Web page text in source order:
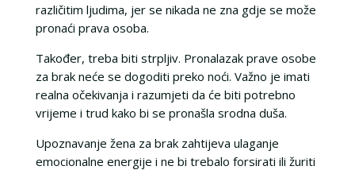
različitim ljudima, jer se nikada ne zna gdje se može
pronaći prava osoba.
Također, treba biti strpljiv. Pronalazak prave osobe
za brak neće se dogoditi preko noći. Važno je imati
realna očekivanja i razumjeti da će biti potrebno
vrijeme i trud kako bi se pronašla srodna duša.
Upoznavanje žena za brak zahtijeva ulaganje
emocionalne energije i ne bi trebalo forsirati ili žuriti